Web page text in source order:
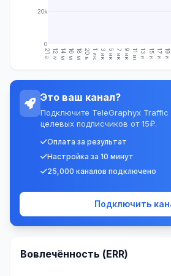
21 апр.12 мая 14 мая 16 мая 18 мая 20 мая 1 июн. 3 июн.5 июн.7 июн.9 июн. 11 июн.13 июн. 15 июн.17 июн.19 июн.
0
20k
Это ваш канал?
Подключите TeleGraphyx Traffic
целевых подписчиков от 15₽.
Оплата за результат
Настройка за 10 минут
25,000 каналов подключено
Подключить
Вовлечённость (ERR)